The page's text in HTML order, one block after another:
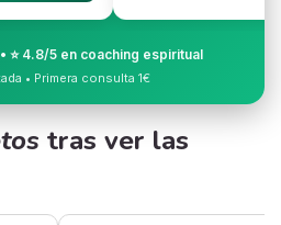
⭐ 4.8/5 en coaching espiritual
• Primera consulta 1€
tras ver las